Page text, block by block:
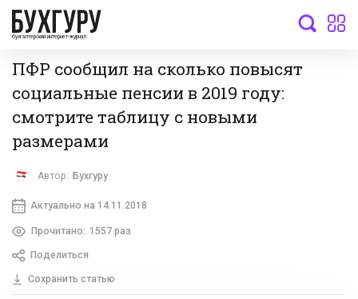
бухгалтерский интернет-журнал
ПФР сообщил на сколько повысят
социальные пенсии в 2019 году:
смотрите таблицу с новыми
размерами
Автор: Бухгуру
Актуально на 14.11.2018
Прочитано: 1557 раз
Поделиться
Сохранить статью